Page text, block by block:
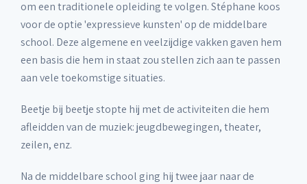
om een traditionele opleiding te volgen. Stéphane koos
voor de optie 'expressieve kunsten' op de middelbare
school. Deze algemene en veelzijdige vakken gaven hem
een basis die hem in staat zou stellen zich aan te passen
aan vele toekomstige situaties.
Beetje bij beetje stopte hij met de activiteiten die hem
afleidden van de muziek: jeugdbewegingen, theater,
zeilen, enz.
Na de middelbare school ging hij twee jaar naar de